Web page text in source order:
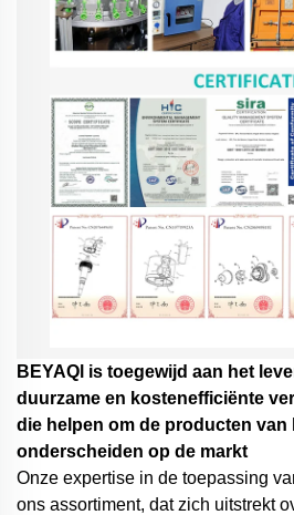
BEYAQl is toegewijd aan het
duurzame en kostenefficiënte
die helpen om de producten van
onderscheiden op de markt
Onze expertise in de toepassing
ons assortiment, dat zich uitstrekt